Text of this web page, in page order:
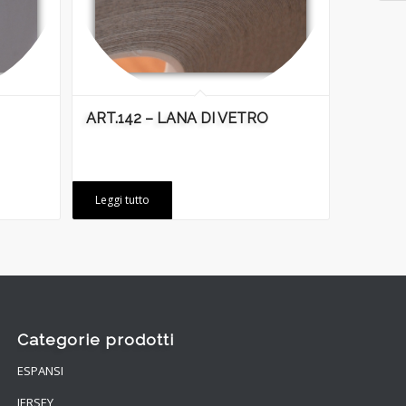
ART.142 – LANA DI VETRO
Leggi tutto
Categorie prodotti
ESPANSI